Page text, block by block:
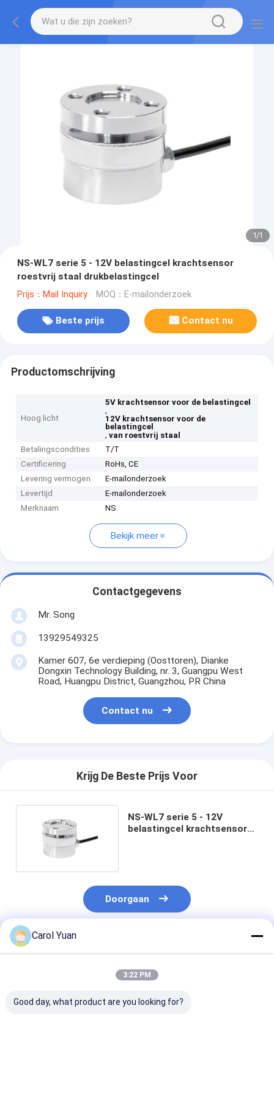
1/1
NS-WL7 serie 5 - 12V belastingcel krachtsensor
roestvrij staal drukbelastingcel
Prijs：Mail Inquiry MOQ：E-mailonderzoek
Beste prijs Contact nu
Productomschrijving
Hoog licht
5V krachtsensor voor de belastingcel
,
12V krachtsensor voor de
belastingcel
,van roestvrij staal
Betalingscondities
T/T
Certificering
RoHs, CE
Levering vermogen
E-mailonderzoek
Levertijd
E-mailonderzoek
Merknaam
NS
Bekijk meer
Contactgegevens
Mr. Song
13929549325
Kamer 607, 6e verdieping (Oosttoren), Dianke
Dongxin Technology Building, nr. 3, Guangpu West
Road, Huangpu District, Guangzhou, PR China
Contact nu
Krijg De Beste Prijs Voor
NS-WL7 serie 5 - 12V
belastingcel krachtsensor
Doorgaan
Geadviseerde Producten
Carol Yuan
3:22 PM
Good day, what product are you looking for?